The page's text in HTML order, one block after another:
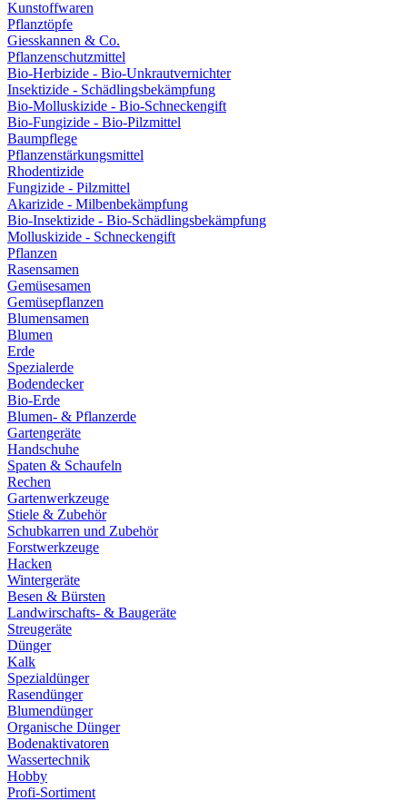
Kunstoffwaren
Pflanztöpfe
Giesskannen & Co.
Pflanzenschutzmittel
Bio-Herbizide - Bio-Unkrautvernichter
Insektizide - Schädlingsbekämpfung
Bio-Molluskizide - Bio-Schneckengift
Bio-Fungizide - Bio-Pilzmittel
Baumpflege
Pflanzenstärkungsmittel
Rhodentizide
Fungizide - Pilzmittel
Akarizide - Milbenbekämpfung
Bio-Insektizide - Bio-Schädlingsbekämpfung
Molluskizide - Schneckengift
Pflanzen
Rasensamen
Gemüsesamen
Gemüsepflanzen
Blumensamen
Blumen
Erde
Spezialerde
Bodendecker
Bio-Erde
Blumen- & Pflanzerde
Gartengeräte
Handschuhe
Spaten & Schaufeln
Rechen
Gartenwerkzeuge
Stiele & Zubehör
Schubkarren und Zubehör
Forstwerkzeuge
Hacken
Wintergeräte
Besen & Bürsten
Landwirschafts- & Baugeräte
Streugeräte
Dünger
Kalk
Spezialdünger
Rasendünger
Blumendünger
Organische Dünger
Bodenaktivatoren
Wassertechnik
Hobby
Profi-Sortiment